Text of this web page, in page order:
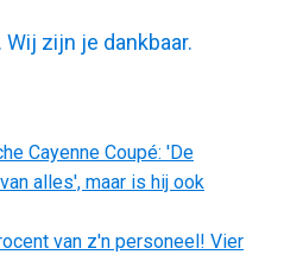
zijn je dankbaar.
Cayenne Coupé: 'De
alles', maar is hij ook
van z'n personeel! Vier